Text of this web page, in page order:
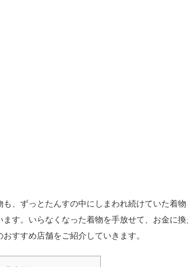
、ずっとたんすの中にしまわれ続けていた着
ます。いらなくなった着物を手放せて、お金に
すすめ店舗をご紹介していきます。